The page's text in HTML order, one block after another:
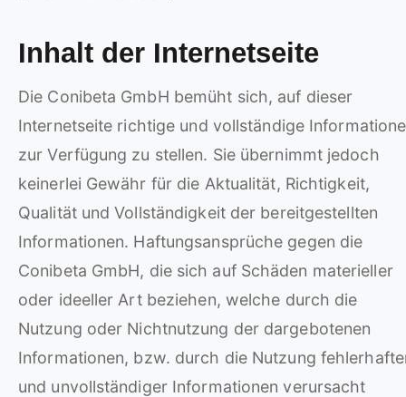
Inhalt der Internetseite
Die Conibeta GmbH bemüht sich, auf dieser
Internetseite richtige und vollständige
zur Verfügung zu stellen. Sie übernimmt jedoch
keinerlei Gewähr für die Aktualität, Richtigkeit,
Qualität und Vollständigkeit der bereitgestellten
Informationen. Haftungsansprüche gegen die
Conibeta GmbH, die sich auf Schäden materieller
oder ideeller Art beziehen, welche durch die
Nutzung oder Nichtnutzung der dargebotenen
Informationen, bzw. durch die Nutzung
und unvollständiger Informationen verursacht